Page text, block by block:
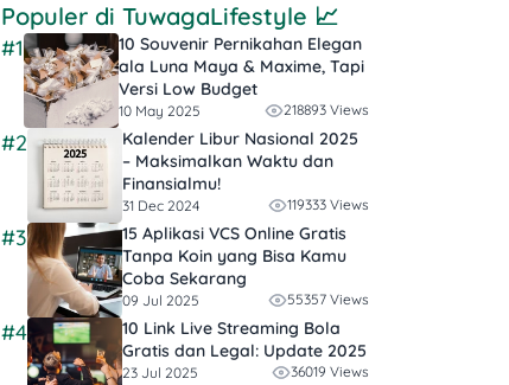
Populer di TuwagaLifestyle 📈
#1
10 Souvenir Pernikahan Elegan
ala Luna Maya & Maxime, Tapi
Versi Low Budget
10 May 2025 218893 Views
#2
Kalender Libur Nasional 2025
– Maksimalkan Waktu dan
Finansialmu!
31 Dec 2024 119333 Views
#3
15 Aplikasi VCS Online Gratis
Tanpa Koin yang Bisa Kamu
Coba Sekarang
09 Jul 2025 55357 Views
#4
10 Link Live Streaming Bola
Gratis dan Legal: Update 2025
23 Jul 2025 36019 Views